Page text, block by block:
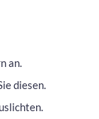
an.
diesen.